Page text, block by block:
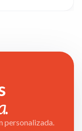
personalizada.